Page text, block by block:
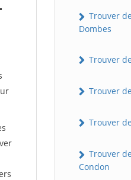
Trouver
Dombes
Trouver
Trouver
Trouver
Trouver
Condon